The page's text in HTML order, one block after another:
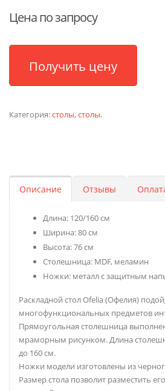
Цена по запросу
Получить цену
Категория:столы,столы.
Описание Отзывы
Длина: 120/160 см
Ширина: 80 см
Высота: 76 см
Столешница: MDF, меламин
Ножки: металл с защитным
Раскладной стол Ofelia (Офелия)
многофункциональных предметов
Прямоугольная столешница
мраморным рисунком. Длина
до 160 см.
Ножки модели изготовлены из
Размер стола позволит разместить